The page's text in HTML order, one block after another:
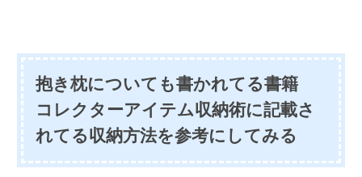
抱き枕についても書かれてる書籍
コレクターアイテム収納術に記載さ
れてる収納方法を参考にしてみる